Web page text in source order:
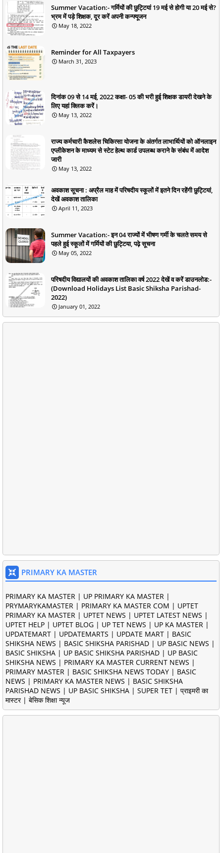
Summer Vacation:- गर्मियों की छुट्टियां 19 मई से होगी या 20 मई से?
भ्रम में पड़े शिक्षक, दूर करें अपनी कन्फ्यूजन
May 18, 2022
Reminder for All Taxpayers
March 31, 2023
दिनांक 09 से 14 मई, 2022 कक्षा- 05 की भरी हुई शिक्षक डायरी देखने के
लिए यहां क्लिक करें।
May 13, 2022
राज्य कर्मचारी कैशलेस चिकित्सा योजना के अंतर्गत लाभार्थियों को ऑनलाइन
एप्लीकेशन के माध्यम से स्टेट हेल्थ कार्ड उपलब्ध कराने के संबंध में आदेश
जारी
May 13, 2022
अवकाश सूचना : अप्रैल माह में परिषदीय स्कूलों में इतने दिन रहेंगी छुट्टियां,
देखें अवकाश तालिका
April 11, 2023
Summer Vacation:- इन 04 राज्यों में भीषण गर्मी के चलते समय से
पहले हुई स्कूलों में गर्मियों की छुट्टिया, पढ़े सूचना
May 05, 2022
परिषदीय विद्यालयों की अवकाश तालिका वर्ष 2022 देखें व करें डाउनलोड:-
(Download Holidays List Basic Shiksha Parishad-
2022)
January 01, 2022
PRIMARY KA MASTER
PRIMARY KA MASTER | UP PRIMARY KA MASTER |
PRYMARYKAMASTER | PRIMARY KA MASTER COM | UPTET
PRIMARY KA MASTER | UPTET NEWS | UPTET LATEST NEWS |
UPTET HELP | UPTET BLOG | UP TET NEWS | UP KA MASTER |
UPDATEMART | UPDATEMARTS | UPDATE MART | BASIC
SHIKSHA NEWS | BASIC SHIKSHA PARISHAD | UP BASIC NEWS |
BASIC SHIKSHA | UP BASIC SHIKSHA PARISHAD | UP BASIC
SHIKSHA NEWS | PRIMARY KA MASTER CURRENT NEWS |
PRIMARY MASTER | BASIC SHIKSHA NEWS TODAY | BASIC
NEWS | PRIMARY KA MASTER NEWS | BASIC SHIKSHA
PARISHAD NEWS | UP BASIC SHIKSHA | SUPER TET | प्राइमरी का
मास्टर | बेसिक शिक्षा न्यूज